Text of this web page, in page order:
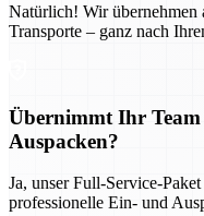
Natürlich! Wir übernehmen
Transporte – ganz nach
Übernimmt Ihr
Auspacken?
Ja, unser Full-Service-
professionelle Ein- und